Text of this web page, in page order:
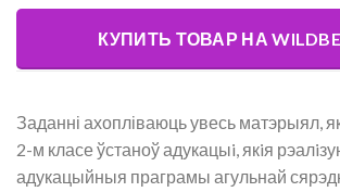
КУПИТЬ ТОВАР НА
Заданні ахопліваюць увесь матэрыял,
2-м класе ўстаноў адукацыi, якiя
адукацыйныя праграмы агульнай